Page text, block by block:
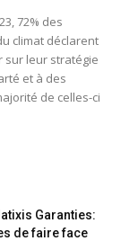
72% des
climat déclarent
sur leur stratégie
et à des
de celles-ci
Garanties:
de faire face